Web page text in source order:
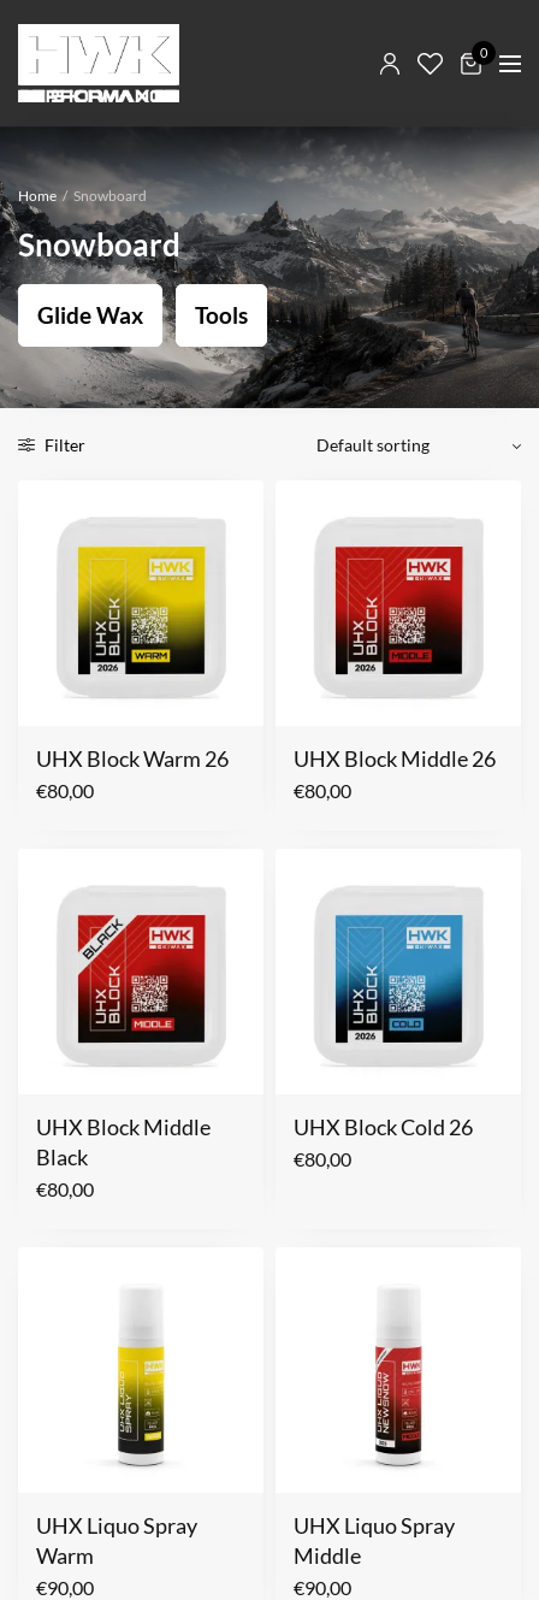
0
Home / Snowboard
Snowboard
Glide Wax Tools
Filter
UHX Block Warm 26
€80,00
UHX Block Middle 26
€80,00
UHX Block Middle
Black
€80,00
UHX Block Cold 26
€80,00
UHX Liquo Spray
Warm
€90,00
UHX Liquo Spray
Middle
€90,00